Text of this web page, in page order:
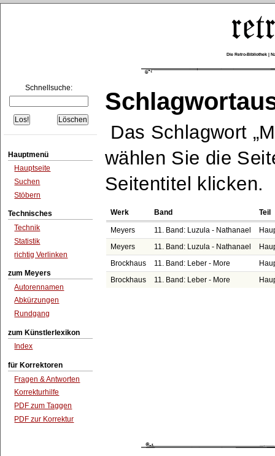
Die Retro-Bibliothek |
Schnellsuche:
Hauptmenü
Hauptseite
Suchen
Stöbern
Technisches
Technik
Statistik
richtig Verlinken
zum Meyers
Autorennamen
Abkürzungen
Rundgang
zum Künstlerlexikon
Index
für Korrektoren
Fragen & Antworten
Korrekturhilfe
PDF zum Taggen
PDF zur Korrektur
Das Schlagwort
wählen Sie die
Seitentitel klicken.
Werk Band Teil
Meyers 11. Band: Luzula - Nathanael
Meyers
11. Band: Luzula - Nathanael
Brockhaus
11. Band: Leber - More
Brockhaus
11. Band: Leber - More